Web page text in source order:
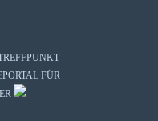
FÜR